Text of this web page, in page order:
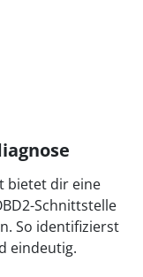
bietet dir eine
Schnittstelle
So identifizierst
eindeutig.